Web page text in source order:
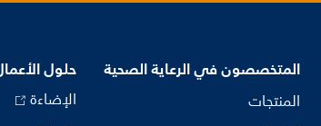
المتخصصون في الرعاية الصحية
المنتجات
حلول
الإضاءة